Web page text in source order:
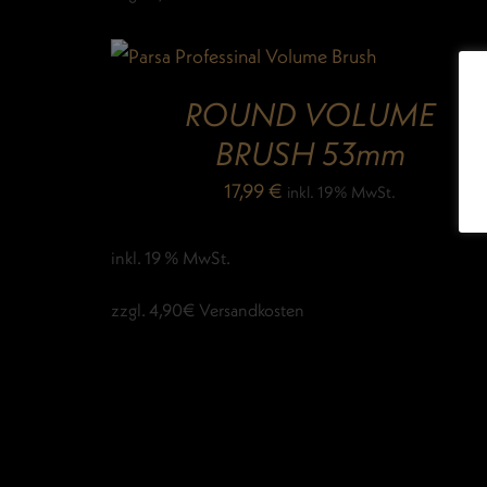
ROUND VOLUME
BRUSH 53mm
17,99€ inkl. 19% MwSt.
inkl. 19 % MwSt.
zzgl. 4,90€ Versandkosten